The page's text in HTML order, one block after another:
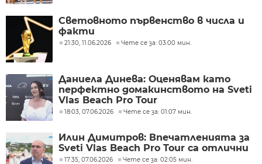
Световното първенство в числа и
факти
21:30, 11.06.2026 Чете се за: 03:00 мин.
Даниела Динева: Оценявам като
перфектно домакинството на Sveti
Vlas Beach Pro Tour
18:03, 07.06.2026 Чете се за: 01:07 мин.
Илин Димитров: Впечатленията за
Sveti Vlas Beach Pro Tour са отлични
17:35, 07.06.2026 Чете се за: 02:05 мин.